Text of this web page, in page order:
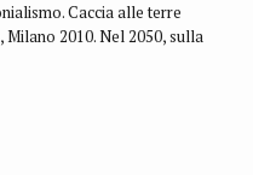
Caccia alle terre
2010. Nel 2050, sulla